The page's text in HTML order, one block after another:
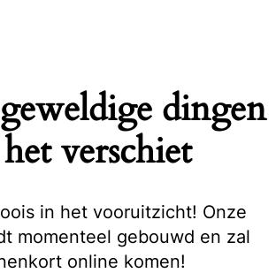
dingen
verschiet
in het vooruitzicht! Onze
momenteel gebouwd en zal
online komen!